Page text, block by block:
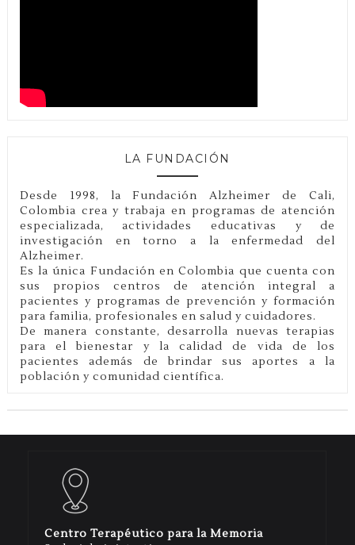
LA FUNDACIÓN
Desde 1998, la Fundación Alzheimer de Cali,
Colombia crea y trabaja en programas de atención
especializada, actividades educativas y de
investigación en torno a la enfermedad del
Alzheimer.
Es la única Fundación en Colombia que cuenta con
sus propios centros de atención integral a
pacientes y programas de prevención y formación
para familia, profesionales en salud y cuidadores.
De manera constante, desarrolla nuevas terapias
para el bienestar y la calidad de vida de los
pacientes además de brindar sus aportes a la
población y comunidad científica.
Centro Terapéutico para la Memoria